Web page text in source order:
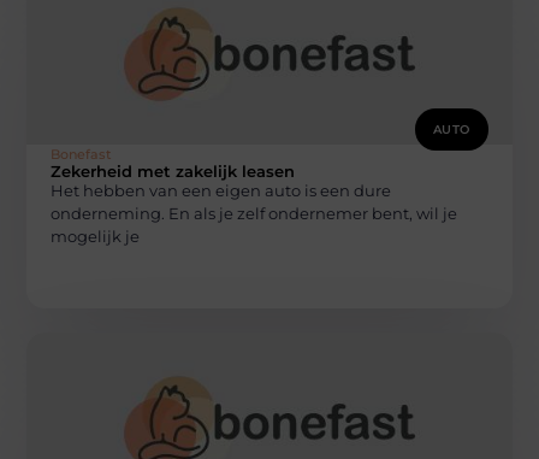
AUTO
Bonefast
Zekerheid met zakelijk leasen
Het hebben van een eigen auto is een dure
onderneming. En als je zelf ondernemer bent, wil je
mogelijk je